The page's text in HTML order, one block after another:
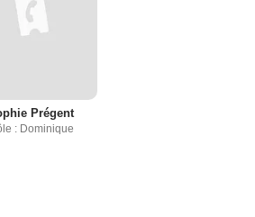
Prégent
: Dominique